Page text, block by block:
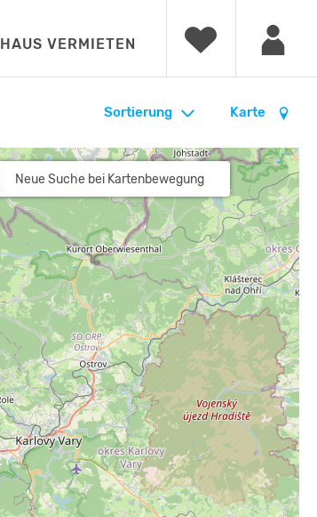
HAUS VERMIETEN
Karte
Sortierung
Neue Suche bei Kartenbewegung